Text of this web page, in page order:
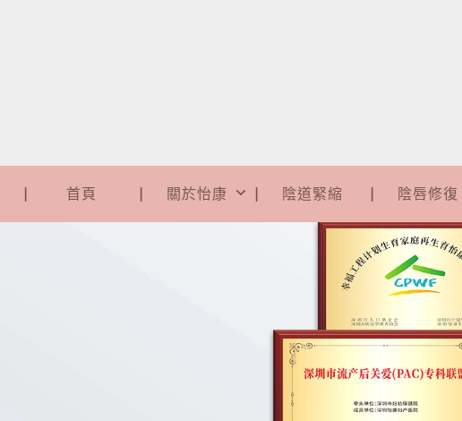
首頁 關於怡康 陰道緊縮 陰唇修復